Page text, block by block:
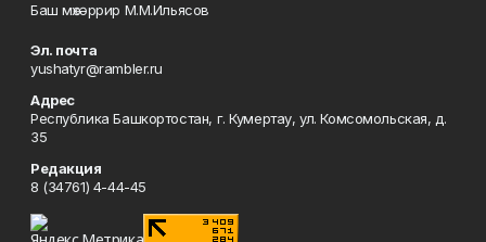
Баш мөхәррир М.М.Ильясов
Эл. почта
yushatyr@rambler.ru
Адрес
Республика Башкортостан, г. Кумертау, ул. Комсомольская, д.
35
Редакция
8 (34761) 4-44-45